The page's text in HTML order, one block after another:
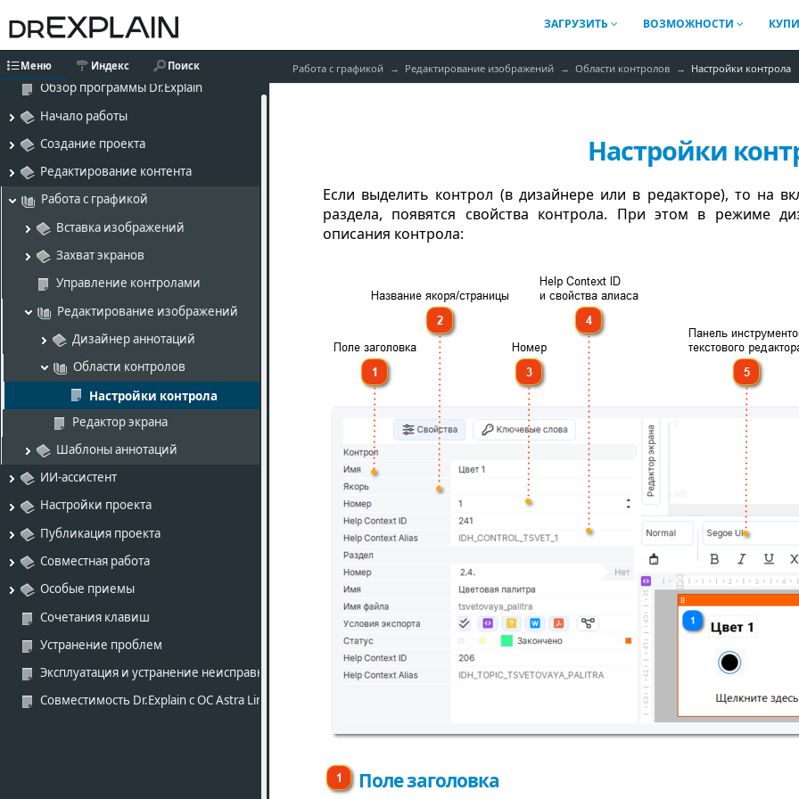
ЗАГРУЗИТЬ ВОЗМОЖНОСТИ
Меню Индекс Поиск
Обзор программы Dr.Explain
Начало работы
Создание проекта
Редактирование контента
Работа с графикой
Вставка изображений
Захват экранов
Управление контролами
Редактирование изображений
Дизайнер аннотаций
Области контролов
Настройки контрола
Редактор экрана
Шаблоны аннотаций
ИИ-ассистент
Настройки проекта
Публикация проекта
Совместная работа
Особые приемы
Сочетания клавиш
Устранение проблем
Эксплуатация и устранение неисправностей
Совместимость Dr.Explain с ОС Astra Linux
Работа с графикой Редактирование изображений Области контролов Настройки контрола
Настройки
Если выделить контрол (в дизайнере или в редакторе), то на
раздела, появятся свойства контрола. При этом в режиме
описания контрола:
Поле заголовка